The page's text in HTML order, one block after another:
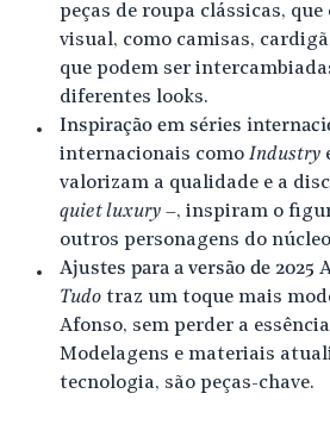
peças de roupa clássicas,
visual, como camisas,
que podem ser
diferentes looks.
Inspiração em séries
internacionais como Industry
valorizam a qualidade e a
quiet luxury –, inspiram o
outros personagens do
Ajustes para a versão de 2025
Tudo traz um toque mais
Afonso, sem perder a
Modelagens e materiais
tecnologia, são peças-chave.